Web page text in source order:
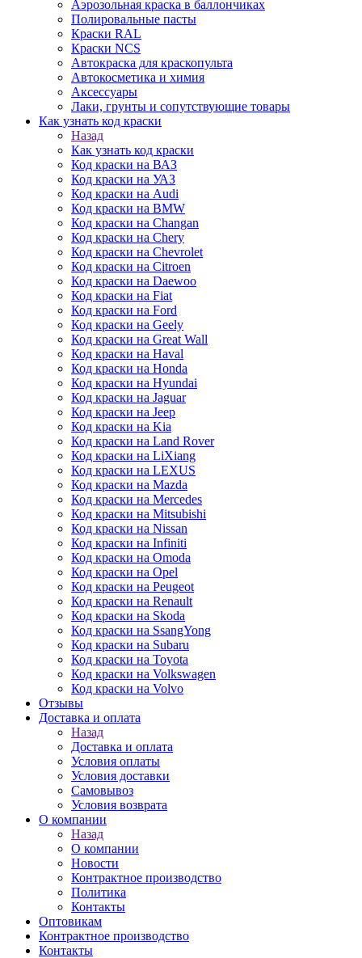
Аэрозольная краска в баллончиках
Полировальные пасты
Краски RAL
Краски NCS
Автокраска для краскопульта
Автокосметика и химия
Аксессуары
Лаки, грунты и сопутствующие товары
Как узнать код краски
Назад
Как узнать код краски
Код краски на ВАЗ
Код краски на УАЗ
Код краски на Audi
Код краски на BMW
Код краски на Changan
Код краски на Chery
Код краски на Chevrolet
Код краски на Citroen
Код краски на Daewoo
Код краски на Fiat
Код краски на Ford
Код краски на Geely
Код краски на Great Wall
Код краски на Haval
Код краски на Honda
Код краски на Hyundai
Код краски на Jaguar
Код краски на Jeep
Код краски на Kia
Код краски на Land Rover
Код краски на LiXiang
Код краски на LEXUS
Код краски на Mazda
Код краски на Mercedes
Код краски на Mitsubishi
Код краски на Nissan
Код краски на Infiniti
Код краски на Omoda
Код краски на Opel
Код краски на Peugeot
Код краски на Renault
Код краски на Skoda
Код краски на SsangYong
Код краски на Subaru
Код краски на Toyota
Код краски на Volkswagen
Код краски на Volvo
Отзывы
Доставка и оплата
Назад
Доставка и оплата
Условия оплаты
Условия доставки
Самовывоз
Условия возврата
О компании
Назад
О компании
Новости
Контрактное производство
Политика
Контакты
Оптовикам
Контрактное производство
Контакты